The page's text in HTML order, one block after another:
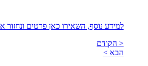
למידע נוסף, השאירו כאן פרטים
< הקודם
הבא >